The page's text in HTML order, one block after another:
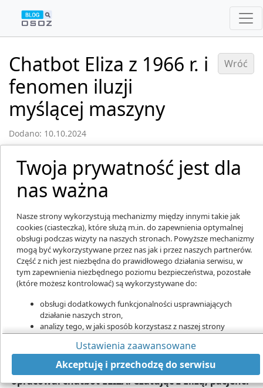
Chatbot Eliza z 1966 r. i
fenomen iluzji
myślącej maszyny
Dodano: 10.10.2024
Wróć
Chatbot ELIZA był prymitywnym systemem IT, ale ludzie i tak sądzili, że
potrafi myśleć i czuć
W 1966 roku Joseph Weizenbaum – informatyk
z Massachusetts Institute of Technology MIT (USA) –
opracował chatbot ELIZA. Czatując z Elizą, pacjenci
Twoja prywatność jest dla
nas ważna
Nasze strony wykorzystują mechanizmy między innymi takie jak
cookies (ciasteczka), które służą m.in. do zapewnienia optymalnej
obsługi podczas wizyty na naszych stronach. Powyższe mechanizmy
mogą być wykorzystywane przez nas jak i przez naszych partnerów.
Część z nich jest niezbędna do prawidłowego działania serwisu, w
tym zapewnienia niezbędnego poziomu bezpieczeństwa, pozostałe
(które możesz kontrolować) są wykorzystywane do:
obsługi dodatkowych funkcjonalności usprawniających
działanie naszych stron,
analizy tego, w jaki sposób korzystasz z naszej strony
marketingu bezpośredniego,
udostępniania funkcji mediów społecznościowych.
Kliknij „Akceptuję i przechodzę do strony”, aby wyrazić zgodę
na przetwarzanie przez nas i naszych partnerów Twoich
danych w powyższych celach.
Ustawienia zaawansowane
Akceptuję i przechodzę do serwisu